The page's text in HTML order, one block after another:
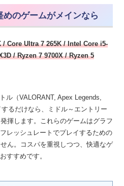
のゲームがメインなら
/Core Ultra 7 265K/Intel Core i5-
/ Ryzen 7 9700X / Ryzen 5
ル（VALORANT, Apex Legends,
るだけなら、ミドル～エントリー
揮します。これらのゲームはグラフ
レッシュレートでプレイするための
ん。コスパを重視しつつ、快適なゲ
すすめです。